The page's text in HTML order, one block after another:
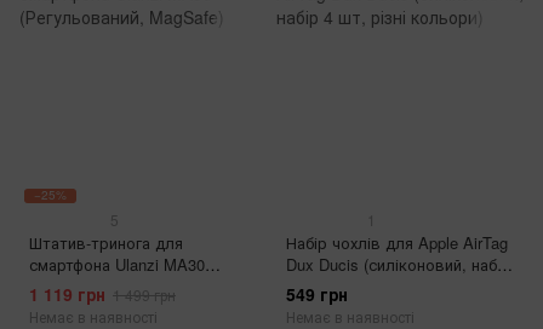
−25%
5
Штатив-тринога для
смартфона Ulanzi MA30
(Регульований, MagSafe)
1 119 грн 1 499 грн
Немає в наявності
1
Набір чохлів для Apple AirTag
Dux Ducis (силіконовий, набір
4 шт, різні кольори)
549 грн
Немає в наявності